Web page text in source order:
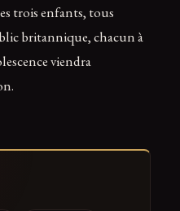
trois enfants, tous
britannique, chacun à
viendra